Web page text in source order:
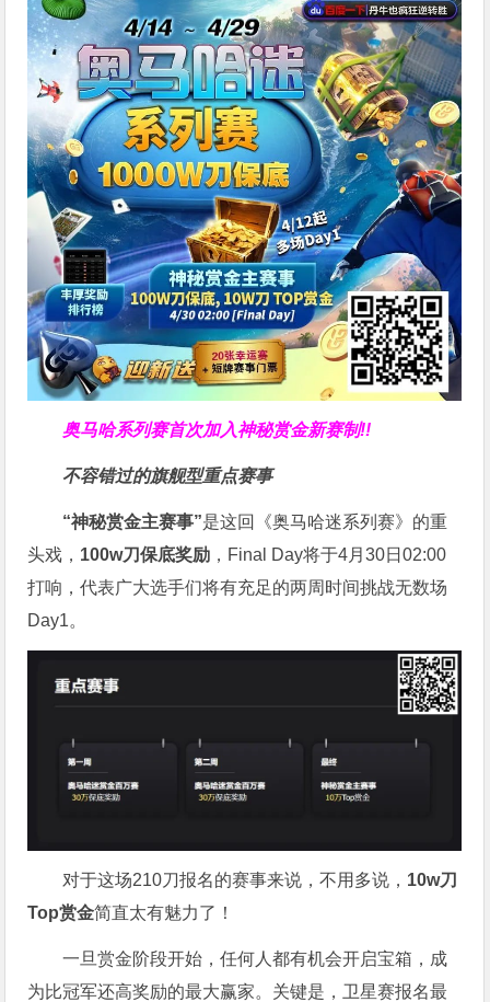
奥马哈系列赛首次加入神秘赏金新赛制!!
不容错过的旗舰型重点赛事
“神秘赏金主赛事”是这回《奥马哈迷系列赛》的重
头戏， 100w刀保底奖励 ，Final Day将于4月30日02:00
打响，代表广大选手们将有充足的两周时间挑战无数场
Day1。
对于这场210刀报名的赛事来说，不用多说， 10w刀
Top赏金简直太有魅力了！
一旦赏金阶段开始，任何人都有机会开启宝箱，成
为比冠军还高奖励的最大赢家。关键是，卫星赛报名最